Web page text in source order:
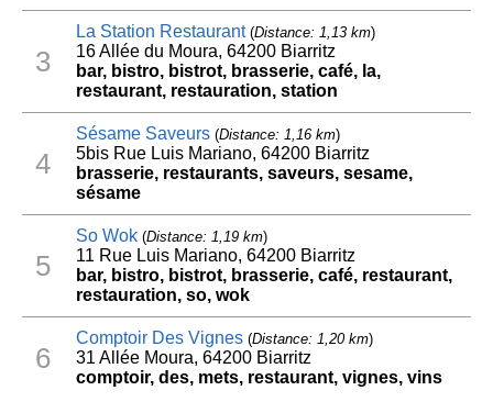
3
La Station Restaurant(Distance: 1,13 km)
16 Allée du Moura, 64200 Biarritz
bar, bistro, bistrot, brasserie, café, la,
restaurant, restauration, station
4
Sésame Saveurs(Distance: 1,16 km)
5bis Rue Luis Mariano, 64200 Biarritz
brasserie, restaurants, saveurs, sesame,
sésame
5
So Wok(Distance: 1,19 km)
11 Rue Luis Mariano, 64200 Biarritz
bar, bistro, bistrot, brasserie, café, restaurant,
restauration, so, wok
6
Comptoir Des Vignes(Distance: 1,20 km)
31 Allée Moura, 64200 Biarritz
comptoir, des, mets, restaurant, vignes, vins